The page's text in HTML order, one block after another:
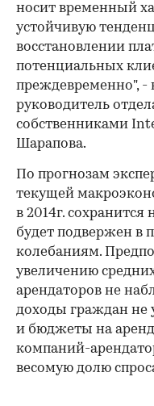
носит временный
устойчивую
восстановлении
потенциальных
преждевременно", -
руководитель
собственниками
Шарапова.
По прогнозам
текущей
в 2014г.
будет подвержен в
колебаниям.
увеличению
арендаторов не
доходы граждан не
и бюджеты на
компаний-
весомую долю